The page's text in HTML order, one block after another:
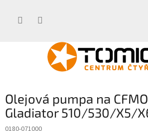
Olejová pumpa na
Gladiator 510/530/X5/